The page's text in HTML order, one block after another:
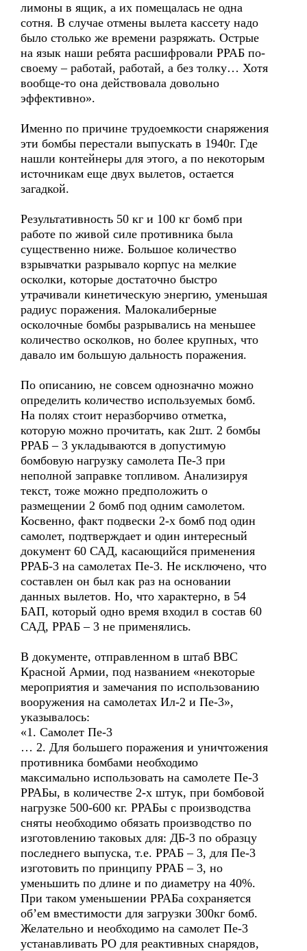
лимоны в ящик, а их помещалась не одна
сотня. В случае отмены вылета кассету надо
было столько же времени разряжать. Острые
на язык наши ребята расшифровали РРАБ по-
своему – работай, работай, а без толку… Хотя
вообще-то она действовала довольно
эффективно».
Именно по причине трудоемкости снаряжения
эти бомбы перестали выпускать в 1940г. Где
нашли контейнеры для этого, а по некоторым
источникам еще двух вылетов, остается
загадкой.
Результативность 50 кг и 100 кг бомб при
работе по живой силе противника была
существенно ниже. Большое количество
взрывчатки разрывало корпус на мелкие
осколки, которые достаточно быстро
утрачивали кинетическую энергию, уменьшая
радиус поражения. Малокалиберные
осколочные бомбы разрывались на меньшее
количество осколков, но более крупных, что
давало им большую дальность поражения.
По описанию, не совсем однозначно можно
определить количество используемых бомб.
На полях стоит неразборчиво отметка,
которую можно прочитать, как 2шт. 2 бомбы
РРАБ – 3 укладываются в допустимую
бомбовую нагрузку самолета Пе-3 при
неполной заправке топливом. Анализируя
текст, тоже можно предположить о
размещении 2 бомб под одним самолетом.
Косвенно, факт подвески 2-х бомб под один
самолет, подтверждает и один интересный
документ 60 САД, касающийся применения
РРАБ-3 на самолетах Пе-3. Не исключено, что
составлен он был как раз на основании
данных вылетов. Но, что характерно, в 54
БАП, который одно время входил в состав 60
САД, РРАБ – 3 не применялись.
В документе, отправленном в штаб ВВС
Красной Армии, под названием «некоторые
мероприятия и замечания по использованию
вооружения на самолетах Ил-2 и Пе-3»,
указывалось:
«1. Самолет Пе-3
… 2. Для большего поражения и уничтожения
противника бомбами необходимо
максимально использовать на самолете Пе-3
РРАБы, в количестве 2-х штук, при бомбовой
нагрузке 500-600 кг. РРАБы с производства
сняты необходимо обязать производство по
изготовлению таковых для: ДБ-3 по образцу
последнего выпуска, т.е. РРАБ – 3, для Пе-3
изготовить по принципу РРАБ – 3, но
уменьшить по длине и по диаметру на 40%.
При таком уменьшении РРАБа сохраняется
об’ем вместимости для загрузки 300кг бомб.
Желательно и необходимо на самолет Пе-3
устанавливать РО для реактивных снарядов,